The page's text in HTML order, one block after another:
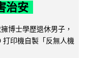
治安
博士學歷退休男子，
印機自製「反無人機